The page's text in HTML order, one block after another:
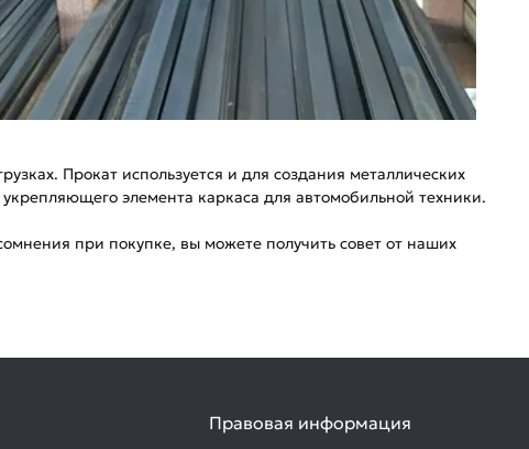
Прокат используется и для создания металлических
элемента каркаса для автомобильной техники.
при покупке, вы можете получить совет от наших
Правовая информация